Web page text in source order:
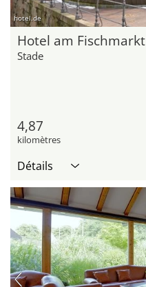
hotel.de
Hotel am Fischmarkt
Stade
4,87
kilomètres
Détails